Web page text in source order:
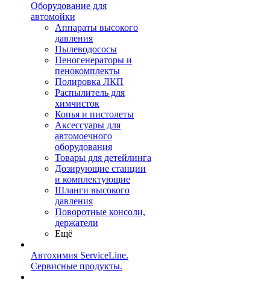
Оборудование для
автомойки
Аппараты высокого
давления
Пылеводососы
Пеногенераторы и
пенокомплекты
Полировка ЛКП
Распылитель для
химчисток
Копья и пистолеты
Аксессуары для
автомоечного
оборудования
Товары для детейлинга
Дозирующие станции
и комплектующие
Шланги высокого
давления
Поворотные консоли,
держатели
Ещё
Автохимия ServiceLine.
Сервисные продукты.